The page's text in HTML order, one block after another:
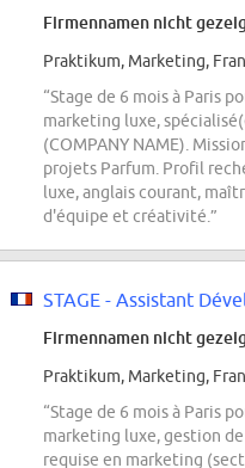
Firmennamen nicht
Praktikum, Marketing,
“Stage de 6 mois à Paris
marketing luxe,
(COMPANY NAME).
projets Parfum. Profil
luxe, anglais courant,
d'équipe et créativité.”
Firmennamen nicht
Praktikum, Marketing,
“Stage de 6 mois à Paris
marketing luxe, gestion
requise en marketing